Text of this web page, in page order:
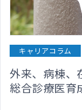
キャリアコラム
外来、病棟、
総合診療医